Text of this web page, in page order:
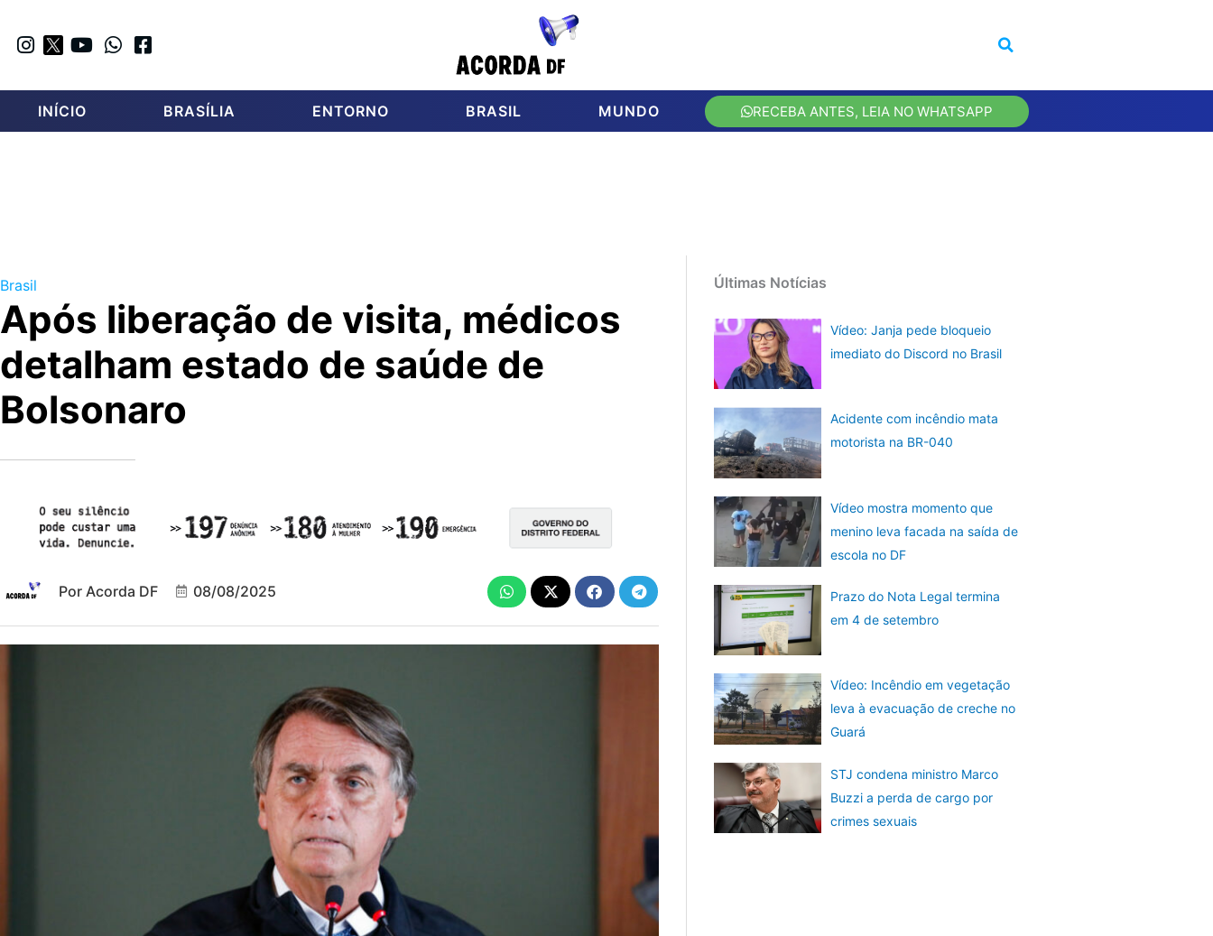
INÍCIO BRASÍLIA ENTORNO BRASIL MUNDO RECEBA ANTES, LEIA NO WHATSAPP
Brasil
Após liberação de visita, médicos
detalham estado de saúde de
Bolsonaro
Por Acorda DF 08/08/2025
Últimas Notícias
Vídeo: Janja pede bloqueio
imediato do Discord no Brasil
Acidente com incêndio mata
motorista na BR-040
Vídeo mostra momento que
menino leva facada na saída de
escola no DF
Prazo do Nota Legal termina
em 4 de setembro
Vídeo: Incêndio em vegetação
leva à evacuação de creche no
Guará
STJ condena ministro Marco
Buzzi a perda de cargo por
crimes sexuais